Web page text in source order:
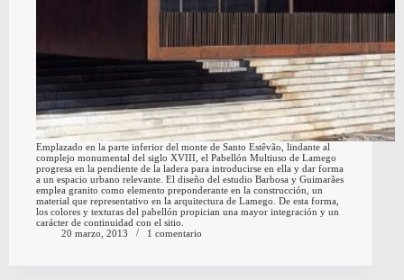
Emplazado en la parte inferior del monte de Santo Estêvão, lindante al
complejo monumental del siglo XVIII, el Pabellón Multiuso de Lamego
progresa en la pendiente de la ladera para introducirse en ella y dar forma
a un espacio urbano relevante. El diseño del estudio Barbosa y Guimarães
emplea granito como elemento preponderante en la construcción, un
material que representativo en la arquitectura de Lamego. De esta forma,
los colores y texturas del pabellón propician una mayor integración y un
carácter de continuidad con el sitio.
20 marzo, 2013
1 comentario